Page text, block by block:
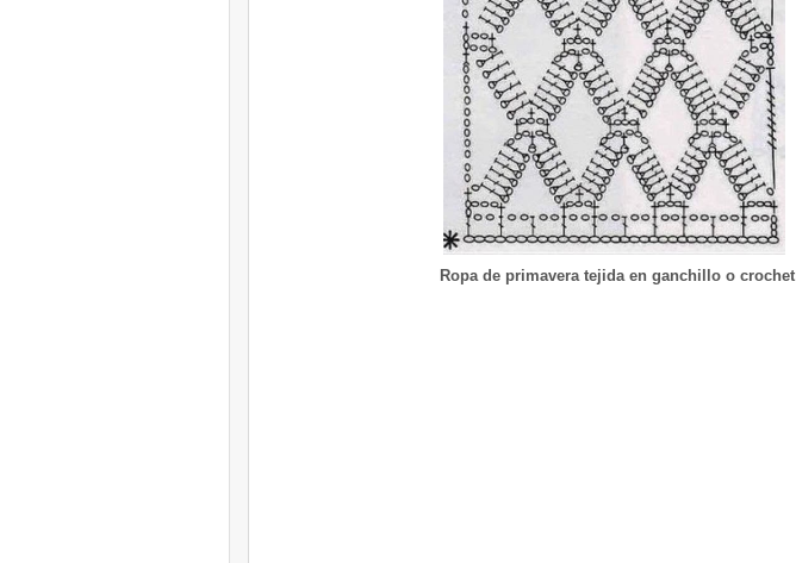
Ropa de primavera tejida en ganchillo o crochet